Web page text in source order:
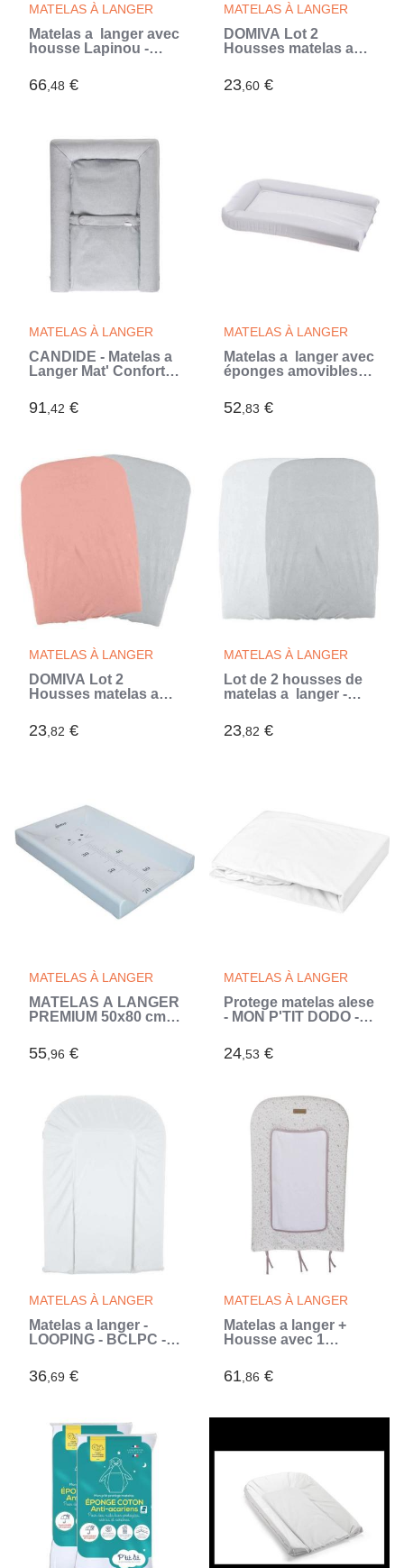
MATELAS À LANGER
Matelas a langer avec
housse Lapinou -
66,48 €
MATELAS À LANGER
DOMIVA Lot 2
Housses matelas a
oeko-Tex - Aqua/Perle
- 50 x 75 cm
23,60 €
MATELAS À LANGER
CANDIDE - Matelas a
Langer Mat' Confort,
Facile a Nétoyer,
Fabriqué En France,
91,42 €
MATELAS À LANGER
Matelas a langer avec
éponges amovibles -
52,83 €
MATELAS À LANGER
DOMIVA Lot 2
Housses matelas a
oeko-Tex -
Peche/Perle - 50 x 75
23,82 €
MATELAS À LANGER
Lot de 2 housses de
matelas a langer -
cm
23,82 €
MATELAS À LANGER
MATELAS A LANGER
PREMIUM 50x80 cm
55,96 €
MATELAS À LANGER
Protege matelas alese
- MON P'TIT DODO -
pvc - Antimicrobien -
60x120 cm (Blanc)
24,53 €
MATELAS À LANGER
Matelas a langer -
LOOPING - BCLPC -
Blanc
36,69 €
MATELAS À LANGER
Matelas a langer +
Housse avec 1
- DOMIVA - LILAS
(Blanc)
61,86 €